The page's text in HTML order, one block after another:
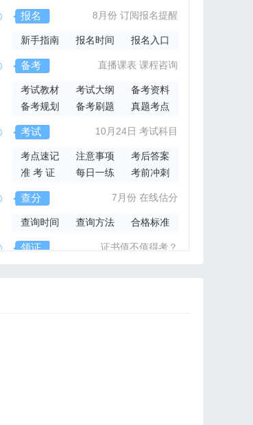
2026年集成官方指导书
2026系统集成项目管
理工程师官方指导教材
报名 8月份 订阅报名提醒
新手指南 报名时间 报名入口
备考 直播课表 课程咨询
考试教材 考试大纲
备考资料
备考规划
备考刷题 真题考点
考试 10月24日 考试科目
考点速记 注意事项
考后答案
准 考 证
每日一练 考前冲刺
查分 7月份 在线估分
查询时间 查询方法 合格标准
领证 证书值不值得考？